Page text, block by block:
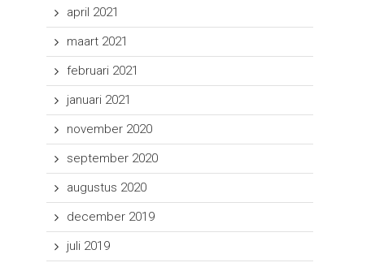
april 2021
maart 2021
februari 2021
januari 2021
november 2020
september 2020
augustus 2020
december 2019
juli 2019